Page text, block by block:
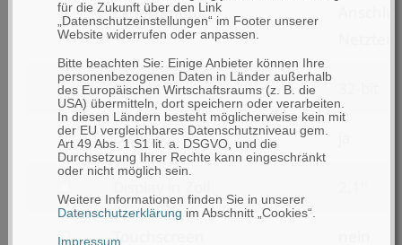
für die Zukunft über den Link
„Datenschutzeinstellungen“ im Footer unserer
Website widerrufen oder anpassen.
Bitte beachten Sie: Einige Anbieter können Ihre
personenbezogenen Daten in Länder außerhalb
des Europäischen Wirtschaftsraums (z. B. die
USA) übermitteln, dort speichern oder verarbeiten.
In diesen Ländern besteht möglicherweise kein mit
der EU vergleichbares Datenschutzniveau gem.
Art 49 Abs. 1 S1 lit. a. DSGVO, und die
Durchsetzung Ihrer Rechte kann eingeschränkt
oder nicht möglich sein.
Weitere Informationen finden Sie in unserer
Datenschutzerklärung im Abschnitt „Cookies“.
Impressum
Fallresistent
bis
filtern
nach
Lieferumfang
Lieferumfang
filtern
nach
Prozessor
Prozessor
filtern
nach
Display
Display
nach
Display
filtern Touchscreen